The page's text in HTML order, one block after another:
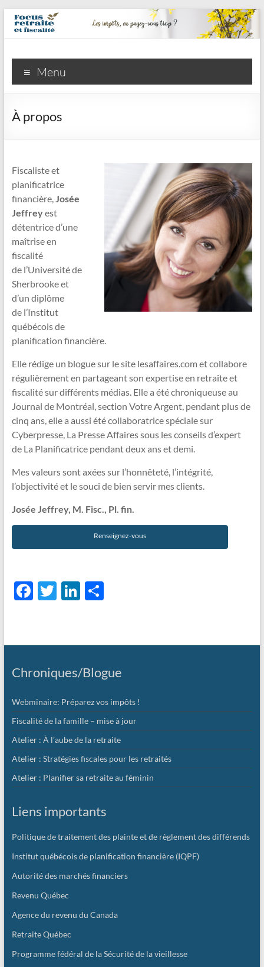
Focus
retraite
et
fiscalité
La
retraite,
vous
y
pensez
et
même,
vous
y
rêvez
!
Menu
À propos
Fiscaliste et
planificatrice
financière, Josée
Jeffreyest
détentrice d’une
maîtrise en
fiscalité
de l’Université de
Sherbrooke et
d’un diplôme
de l’Institut
québécois de
planification financière.
Elle rédige un blogue sur le site lesaffaires.com et collabore
régulièrement en partageant son expertise en retraite et
fiscalité sur différents médias. Elle a été chroniqueuse au
Journal de Montréal, section Votre Argent, pendant plus de
cinq ans, elle a aussi été collaboratrice spéciale sur
Cyberpresse, La Presse Affaires sous les conseils d’expert
de La Planificatrice pendant deux ans et demi.
Mes valeurs sont axées sur l’honnêteté, l’intégrité,
l’objectivité et le souci de bien servir mes clients.
Josée Jeffrey, M. Fisc., Pl. fin.
Renseignez-vous
F
b
o
o
k
T
er
Li
e
dI
n
P
g
er
Chroniques/Blogue
Webminaire: Préparez vos impôts !
Fiscalité de la famille – mise à jour
Atelier : À l’aube de la retraite
Atelier : Stratégies fiscales pour les retraités
Atelier : Planifier sa retraite au féminin
Liens importants
Politique de traitement des plainte et de règlement des différends
Institut québécois de planification financière (IQPF)
Autorité des marchés financiers
Revenu Québec
Agence du revenu du Canada
Retraite Québec
Programme fédéral de la Sécurité de la vieillesse